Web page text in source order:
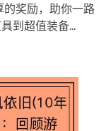
的奖励，助你一路
到超值装备...